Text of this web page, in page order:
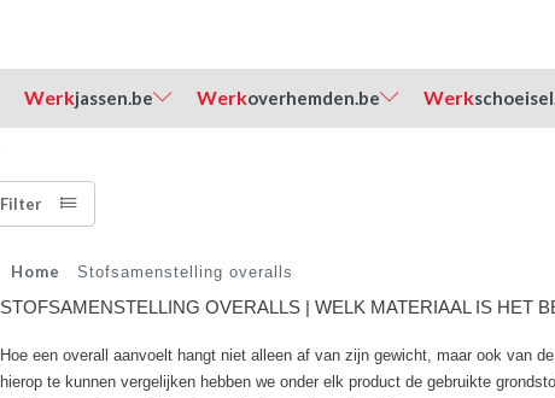
Werkjassen.be Werkoverhemden.be Werk
Filter
Home Stofsamenstelling overalls
STOFSAMENSTELLING OVERALLS | WELK MATERIAAL IS HET
Hoe een overall aanvoelt hangt niet alleen af van zijn gewicht, maar ook van
hierop te kunnen vergelijken hebben we onder elk product de gebruikte